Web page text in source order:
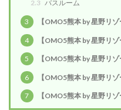
2.3 バスルーム
3 【OMO5熊本 by 星野リ
4 【OMO5熊本 by 星野リ
5 【OMO5熊本 by 星野リ
6 【OMO5熊本 by 星野リ
7 【OMO5熊本 by 星野リ